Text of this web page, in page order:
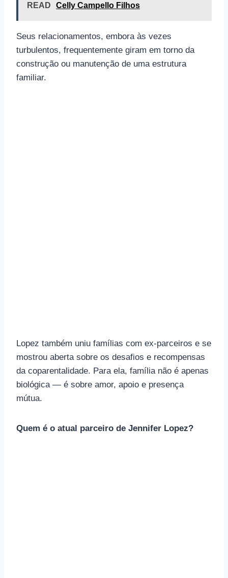
READ Celly Campello Filhos
Seus relacionamentos, embora às vezes
turbulentos, frequentemente giram em torno da
construção ou manutenção de uma estrutura
familiar.
Lopez também uniu famílias com ex-parceiros e se
mostrou aberta sobre os desafios e recompensas
da coparentalidade. Para ela, família não é apenas
biológica — é sobre amor, apoio e presença
mútua.
Quem é o atual parceiro de Jennifer Lopez?